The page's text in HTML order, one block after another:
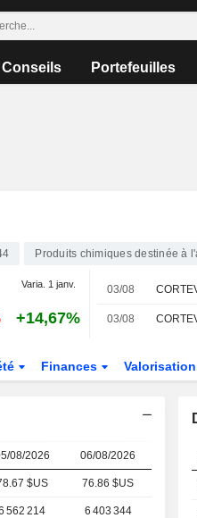
Conseils Portefeuilles
Produits chimiques destinée à
Varia. 1 janv.
+14,67%
03/08
03/08
Finances Valorisation
08/2026 06/08/2026
$US 76.86 $US
562 214 6 403 344